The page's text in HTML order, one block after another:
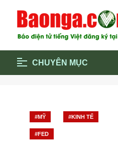
CHUYÊN MỤC
Cộng đồng
Cuộc sống quanh ta
#MỸ #KINH TẾ
#FED